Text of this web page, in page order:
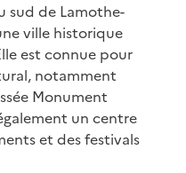
sud de Lamothe-
ville historique
est connue pour
notamment
Monument
un centre
et des festivals